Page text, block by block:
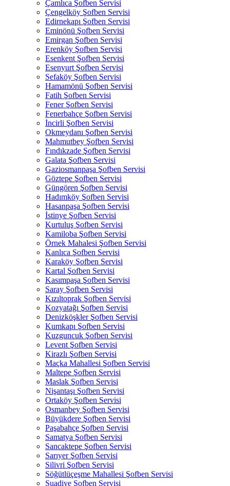
Çamlıca Şofben Servisi
Çengelköy Şofben Servisi
Edirnekapı Şofben Servisi
Eminönü Şofben Servisi
Emirgan Şofben Servisi
Erenköy Şofben Servisi
Esenkent Şofben Servisi
Esenyurt Şofben Servisi
Sefaköy Şofben Servisi
Hamamönü Şofben Servisi
Fatih Şofben Servisi
Fener Şofben Servisi
Fenerbahçe Şofben Servisi
İncirli Şofben Servisi
Okmeydanı Şofben Servisi
Mahmutbey Şofben Servisi
Fındıkzade Şofben Servisi
Galata Şofben Servisi
Gaziosmanpaşa Şofben Servisi
Göztepe Şofben Servisi
Güngören Şofben Servisi
Hadımköy Şofben Servisi
Hasanpaşa Şofben Servisi
İstinye Şofben Servisi
Kurtuluş Şofben Servisi
Kamiloba Şofben Servisi
Örnek Mahalesi Şofben Servisi
Kanlıca Şofben Servisi
Karaköy Şofben Servisi
Kartal Şofben Servisi
Kasımpaşa Şofben Servisi
Saray Şofben Servisi
Kızıltoprak Şofben Servisi
Kozyatağı Şofben Servisi
Denizköşkler Şofben Servisi
Kumkapı Şofben Servisi
Kuzguncuk Şofben Servisi
Levent Şofben Servisi
Kirazlı Şofben Servisi
Maçka Mahallesi Şofben Servisi
Maltepe Şofben Servisi
Maslak Şofben Servisi
Nişantaşı Şofben Servisi
Ortaköy Şofben Servisi
Osmanbey Şofben Servisi
Büyükdere Şofben Servisi
Paşabahçe Şofben Servisi
Samatya Şofben Servisi
Sancaktepe Şofben Servisi
Sarıyer Şofben Servisi
Silivri Şofben Servisi
Söğütlüçeşme Mahallesi Şofben Servisi
Suadiye Şofben Servisi